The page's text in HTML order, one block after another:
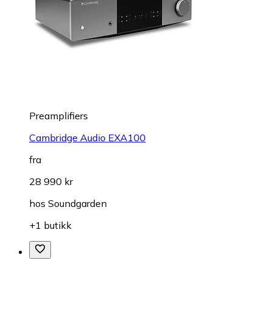
Preamplifiers
Cambridge Audio EXA100
fra
28 990 kr
hos Soundgarden
+1 butikk